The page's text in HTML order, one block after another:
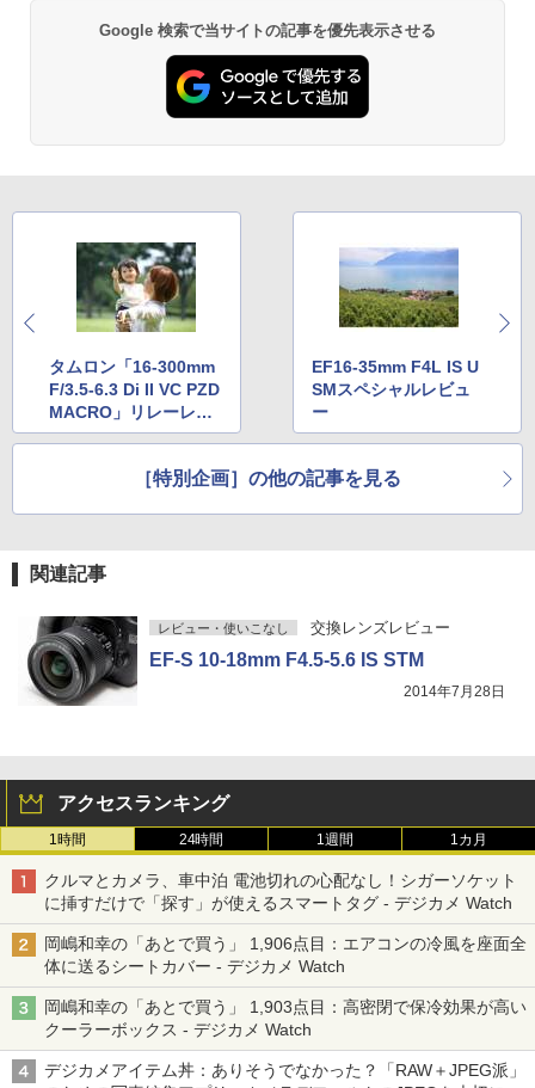
Google 検索で当サイトの記事を優先表示させる
タムロン「16-300mm
F/3.5-6.3 Di II VC PZD
MACRO」リレーレビ
ューその1（子ども・
EF16-35mm F4L IS U
SMスペシャルレビュ
ー
［特別企画］の他の記事を見る
関連記事
レビュー・使いこなし 交換レンズレビュー
EF-S 10-18mm F4.5-5.6 IS STM
2014年7月28日
アクセスランキング
1時間 24時間 1週間 1カ月
クルマとカメラ、車中泊 電池切れの心配なし！シガーソケット
に挿すだけで「探す」が使えるスマートタグ - デジカメ Watch
岡嶋和幸の「あとで買う」 1,906点目：エアコンの冷風を座面全
体に送るシートカバー - デジカメ Watch
岡嶋和幸の「あとで買う」 1,903点目：高密閉で保冷効果が高い
クーラーボックス - デジカメ Watch
デジカメアイテム丼：ありそうでなかった？「RAW＋JPEG派」